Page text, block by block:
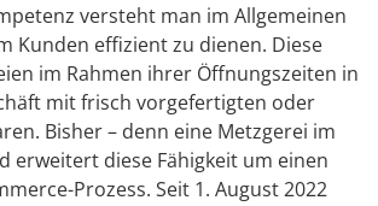
versteht man im Allgemeinen
Kunden effizient zu dienen. Diese
im Rahmen ihrer Öffnungszeiten in
mit frisch vorgefertigten oder
Bisher – denn eine Metzgerei im
erweitert diese Fähigkeit um einen
Prozess. Seit 1. August 2022